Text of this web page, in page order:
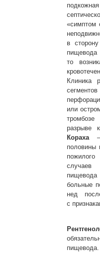
«симптом
в
то
Клиника
или
разрыве
Кораха—
половины
пищевода
больные
нед
с